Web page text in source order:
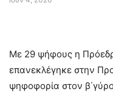
Με 29 ψήφους η
επανεκλέγηκε στην
ψηφοφορία στον